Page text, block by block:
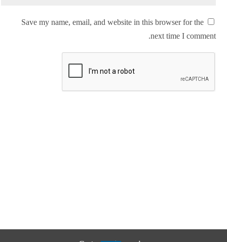
Save my name, email, and website in this browser for the
next time I comment.